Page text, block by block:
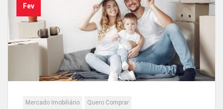
Fev
Mercado Imobiliário Quero Comprar